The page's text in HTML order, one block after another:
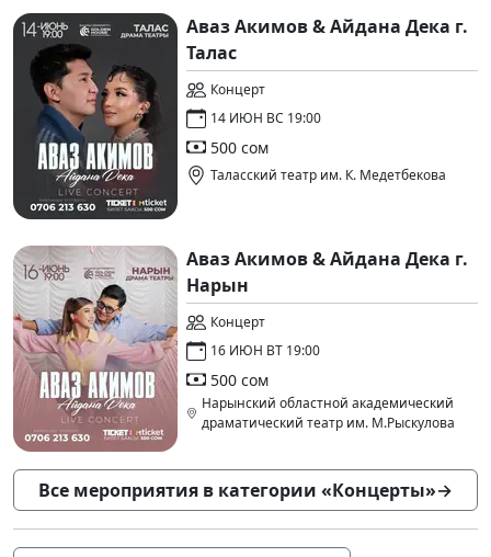
Аваз Акимов & Айдана Дека г.
Талас
Концерт
14 ИЮН ВС 19:00
500 сом
Таласский театр им. К. Медетбекова
Аваз Акимов & Айдана Дека г.
Нарын
Концерт
16 ИЮН ВТ 19:00
500 сом
Нарынский областной академический
драматический театр им. М.Рыскулова
Все мероприятия в категории «Концерты»→